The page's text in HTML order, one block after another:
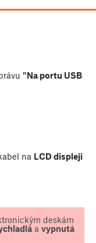
"Na portu USB
na LCD displeji
deskám
a vypnutá